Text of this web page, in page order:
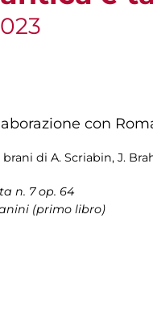
con
di A. Scriabin, J.
n. 7 op. 64
(primo libro)